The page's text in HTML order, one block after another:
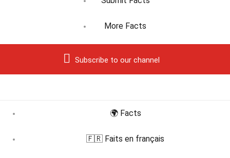
More Facts
Subscribe to our channel
🌍 Facts
🇫🇷 Faits en français